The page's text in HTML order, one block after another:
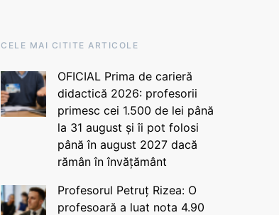
CELE MAI CITITE ARTICOLE
OFICIAL Prima de carieră
didactică 2026: profesorii
primesc cei 1.500 de lei până
la 31 august și îi pot folosi
până în august 2027 dacă
rămân în învățământ
Profesorul Petruț Rizea: O
profesoară a luat nota 4.90